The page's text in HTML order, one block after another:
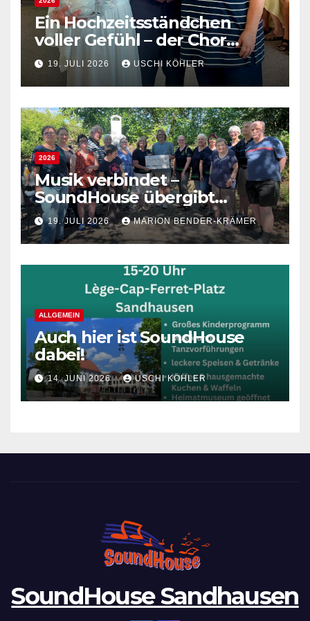
Ein Hochzeitsständchen
voller Gefühl – der Chor
gratuliert Verena und
Sébastien
19. JULI 2026 USCHI KÖHLER
2026
Musik verbindet –
SoundHouse übergibt
Spende an die Lebenshilfe
Sandhausen
19. JULI 2026 MARION BENDER-KRÄMER
ALLGEMEIN
Auch hier ist SoundHouse
dabei!
14. JUNI 2026 USCHI KÖHLER
SoundHouse Sandhausen